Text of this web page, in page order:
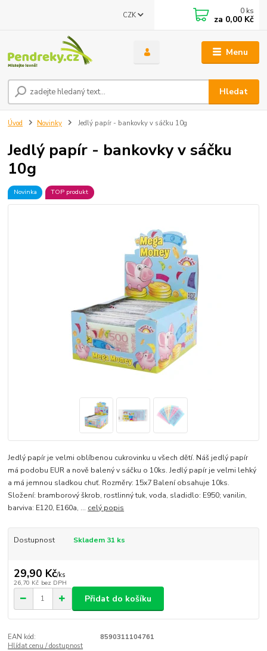
Menu
CZK
Hledat
0 ks
za 0,00 Kč
Úvod Novinky Jedlý papír - bankovky v sáčku 10g
Jedlý papír - bankovky v sáčku
10g
Novinka TOP produkt
Jedlý papír je velmi oblíbenou cukrovinku u všech dětí. Náš jedlý papír
má podobu EUR a nově balený v sáčku o 10ks. Jedlý papír je velmi lehký
a má jemnou sladkou chuť. Rozměry: 15x7 Balení obsahuje 10ks.
Složení: bramborový škrob, rostlinný tuk, voda, sladidlo: E950; vanilin,
barviva: E120, E160a, ... celý popis
Dostupnost Skladem 31 ks
29,90 Kč/ks
26,70 Kč bez DPH
Přidat do košíku
EAN kód:
8590311104761
Hlídat cenu / dostupnost